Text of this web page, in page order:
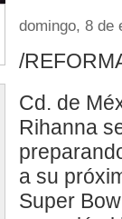
domingo, 8 de
/
Cd. de
Rihanna
a su
Super